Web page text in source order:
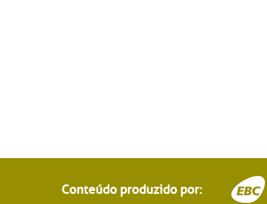
Conteúdo produzido por: